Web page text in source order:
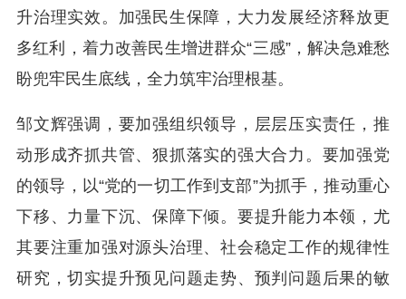
升治理实效。加强民生保障，大力发展经济释放更
多红利，着力改善民生增进群众“三感”，解决急难愁
盼兜牢民生底线，全力筑牢治理根基。
邹文辉强调，要加强组织领导，层层压实责任，推
动形成齐抓共管、狠抓落实的强大合力。要加强党
的领导，以“党的一切工作到支部”为抓手，推动重心
下移、力量下沉、保障下倾。要提升能力本领，尤
其要注重加强对源头治理、社会稳定工作的规律性
研究，切实提升预见问题走势、预判问题后果的敏